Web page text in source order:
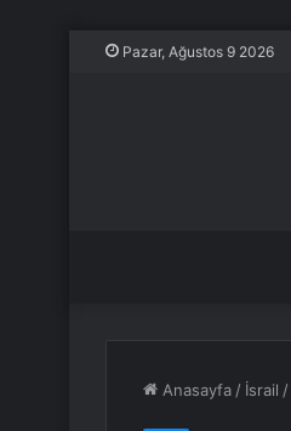
Pazar, Ağustos 9 2026
Anasayfa / İsrail /